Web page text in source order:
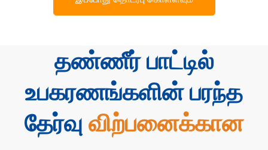
தண்ணீர் பாட்டில்
உபகரணங்களின் பரந்த
தேர்வுவிற்பனைக்கான